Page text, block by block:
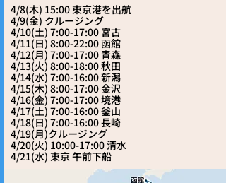
4/8(木) 15:00 東京港を出航
4/9(金) クルージング
4/10(土) 7:00-17:00 宮古
4/11(日) 8:00-22:00 函館
4/12(月) 7:00-17:00 青森
4/13(火) 8:00-18:00 秋田
4/14(水) 7:00-16:00 新潟
4/15(木) 8:00-17:00 金沢
4/16(金) 7:00-17:00 境港
4/17(土) 7:00-16:00 釜山
4/18(日) 7:00-16:00 長崎
4/19(月)クルージング
4/20(火) 10:00-17:00 清水
4/21(水) 東京 午前下船